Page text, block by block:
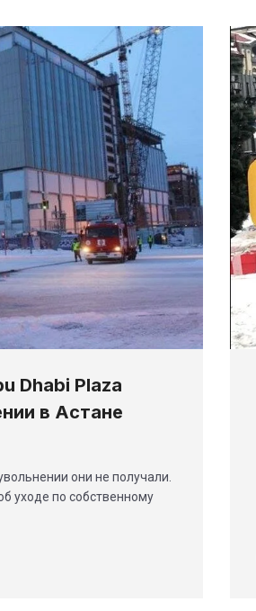
Dhabi Plaza
в Астане
они не получали.
уходе по собственному